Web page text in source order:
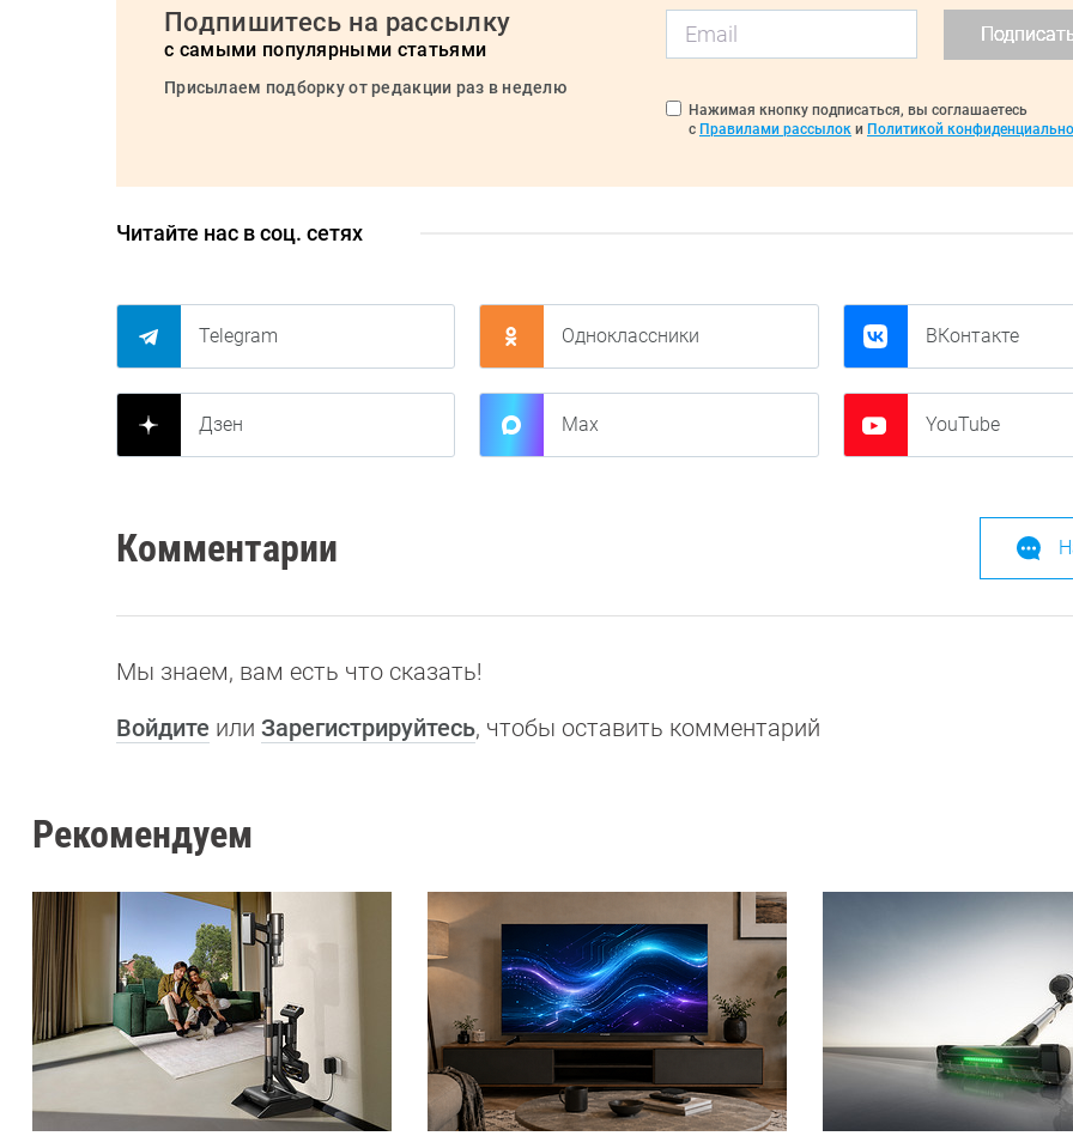
Подпишитесь на рассылку
с самыми популярными статьями
Присылаем подборку от редакции раз в неделю
Нажимая кнопку подписаться, вы соглашаетесь
с Правилами рассылок и Политикой
Читайте нас в соц. сетях
Telegram Одноклассники ВКонтакте
Дзен Max YouTube
Комментарии
Мы знаем, вам есть что сказать!
Войдите или Зарегистрируйтесь, чтобы оставить комментарий
Рекомендуем